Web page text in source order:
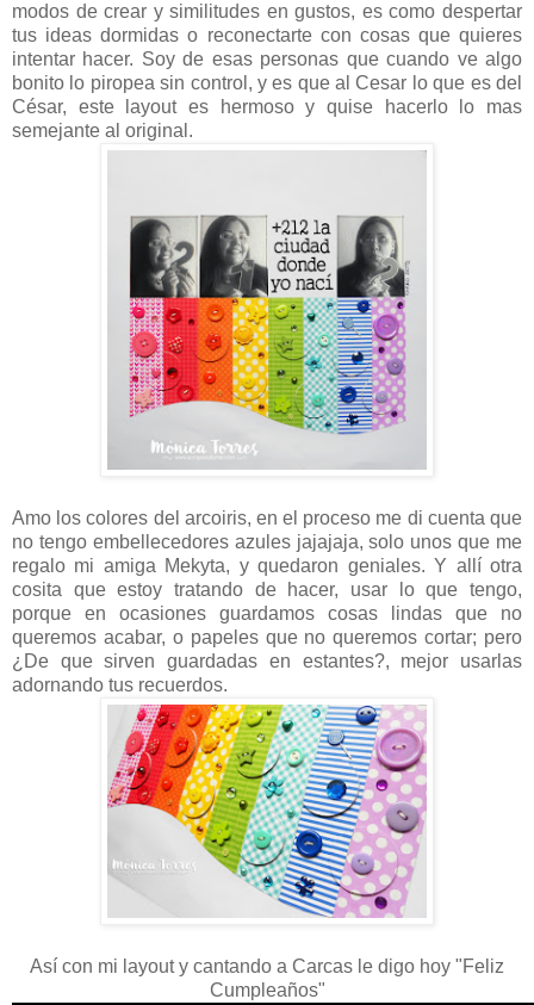
modos de crear y similitudes en gustos, es como despertar
tus ideas dormidas o reconectarte con cosas que quieres
intentar hacer. Soy de esas personas que cuando ve algo
bonito lo piropea sin control, y es que al Cesar lo que es del
César, este layout es hermoso y quise hacerlo lo mas
semejante al original.
Amo los colores del arcoiris, en el proceso me di cuenta que
no tengo embellecedores azules jajajaja, solo unos que me
regalo mi amiga Mekyta, y quedaron geniales. Y allí otra
cosita que estoy tratando de hacer, usar lo que tengo,
porque en ocasiones guardamos cosas lindas que no
queremos acabar, o papeles que no queremos cortar; pero
¿De que sirven guardadas en estantes?, mejor usarlas
adornando tus recuerdos.
Así con mi layout y cantando a Carcas le digo hoy "Feliz
Cumpleaños"